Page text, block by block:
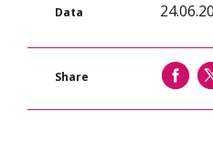
Data
Share